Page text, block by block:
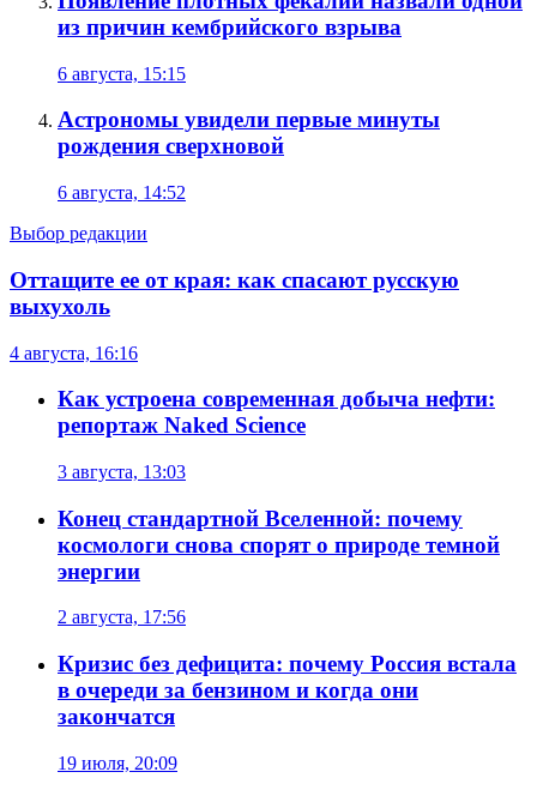
из причин кембрийского взрыва
6 августа, 15:15
Астрономы увидели первые минуты
рождения сверхновой
6 августа, 14:52
Выбор редакции
Оттащите ее от края: как спасают русскую
выхухоль
4 августа, 16:16
Как устроена современная добыча нефти:
репортаж Naked Science
3 августа, 13:03
Конец стандартной Вселенной: почему
космологи снова спорят о природе темной
энергии
2 августа, 17:56
Кризис без дефицита: почему Россия встала
в очереди за бензином и когда они
закончатся
19 июля, 20:09